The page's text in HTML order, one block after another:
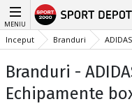
MENIU
Inceput Branduri ADIDAS
Branduri -
Echipamente